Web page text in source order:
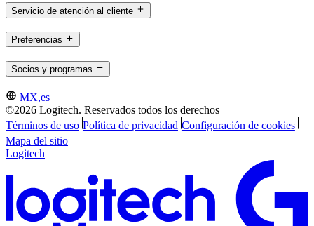
Servicio de atención al cliente
Preferencias
Socios y programas
MX,es
©2026 Logitech. Reservados todos los derechos
Términos de uso Política de privacidad Configuración de cookies
Mapa del sitio
Logitech